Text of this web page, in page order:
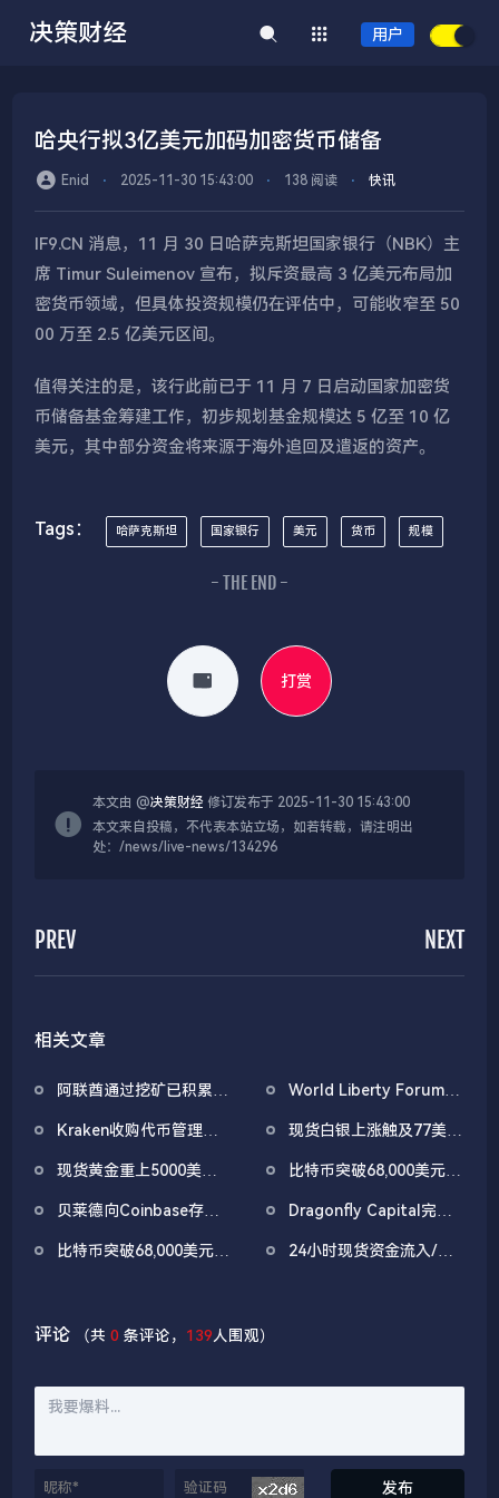
决策财经 用户
哈央行拟3亿美元加码加密货币储备
Enid ⋅ 2025-11-30 15:43:00 ⋅ 138 阅读 ⋅ 快讯
IF9.CN 消息，11 月 30 日哈萨克斯坦国家银行（NBK）主
席 Timur Suleimenov 宣布，拟斥资最高 3 亿美元布局加
密货币领域，但具体投资规模仍在评估中，可能收窄至 50
00 万至 2.5 亿美元区间。
值得关注的是，该行此前已于 11 月 7 日启动国家加密货
币储备基金筹建工作，初步规划基金规模达 5 亿至 10 亿
美元，其中部分资金将来源于海外追回及遣返的资产。
Tags： 哈萨克斯坦 国家银行 美元 货币 规模
- THE END -
打赏
本文由 @决策财经 修订发布于 2025-11-30 15:43:00
本文来自投稿，不代表本站立场，如若转载，请注明出
处：/news/live-news/134296
PREV NEXT
相关文章
阿联酋通过挖矿已积累
World Liberty Forum开
Trump称加密仍处「起跑
线」
Kraken收购代币管理平
张版图
现货白银上涨触及77美
现货黄金重上5000美元/
比特币突破68,000美元，
贝莱德向Coinbase存入
1.6839亿美元
Dragonfly Capital完成
早期押注Polymarket与
比特币突破68,000美元，
24小时现货资金流入/流
评论 （共0 条评论， 139人围观）
发布